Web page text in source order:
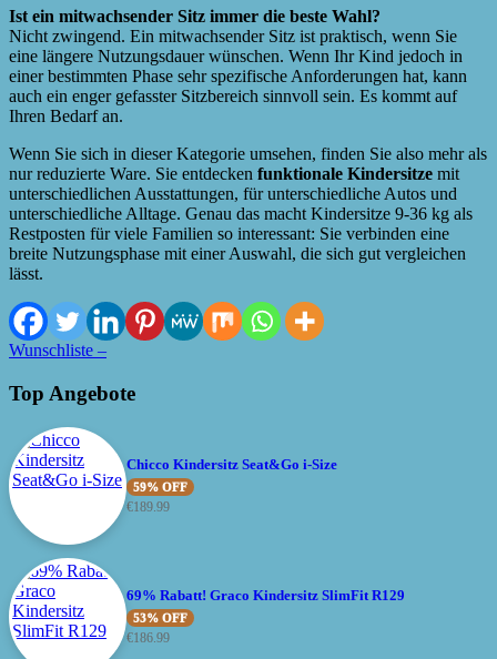
Ist ein mitwachsender Sitz immer die beste Wahl?
Nicht zwingend. Ein mitwachsender Sitz ist praktisch, wenn Sie
eine längere Nutzungsdauer wünschen. Wenn Ihr Kind jedoch in
einer bestimmten Phase sehr spezifische Anforderungen hat, kann
auch ein enger gefasster Sitzbereich sinnvoll sein. Es kommt auf
Ihren Bedarf an.
Wenn Sie sich in dieser Kategorie umsehen, finden Sie also mehr als
nur reduzierte Ware. Sie entdecken funktionale Kindersitze mit
unterschiedlichen Ausstattungen, für unterschiedliche Autos und
unterschiedliche Alltage. Genau das macht Kindersitze 9-36 kg als
Restposten für viele Familien so interessant: Sie verbinden eine
breite Nutzungsphase mit einer Auswahl, die sich gut vergleichen
lässt.
Wunschliste –
Top Angebote
Chicco Kindersitz Seat&Go i-Size
59% OFF
€189.99
69% Rabatt! Graco Kindersitz SlimFit R129
53% OFF
€186.99